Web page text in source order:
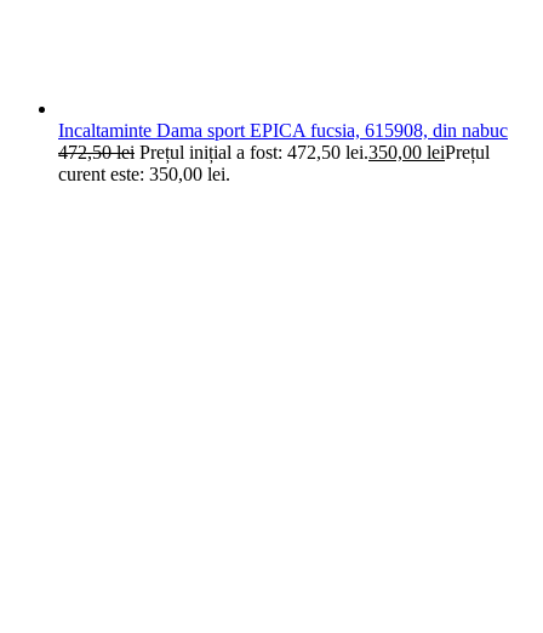
Incaltaminte Dama sport EPICA fucsia, 615908, din nabuc
472,50lei Prețul inițial a fost: 472,50 lei.350,00 leiPrețul
curent este: 350,00 lei.